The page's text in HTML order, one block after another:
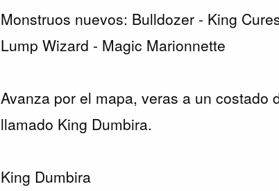
Monstruos nuevos: Bulldozer - King
Lump Wizard - Magic Marionnette
Avanza por el mapa, veras a un
llamado King Dumbira.
King Dumbira